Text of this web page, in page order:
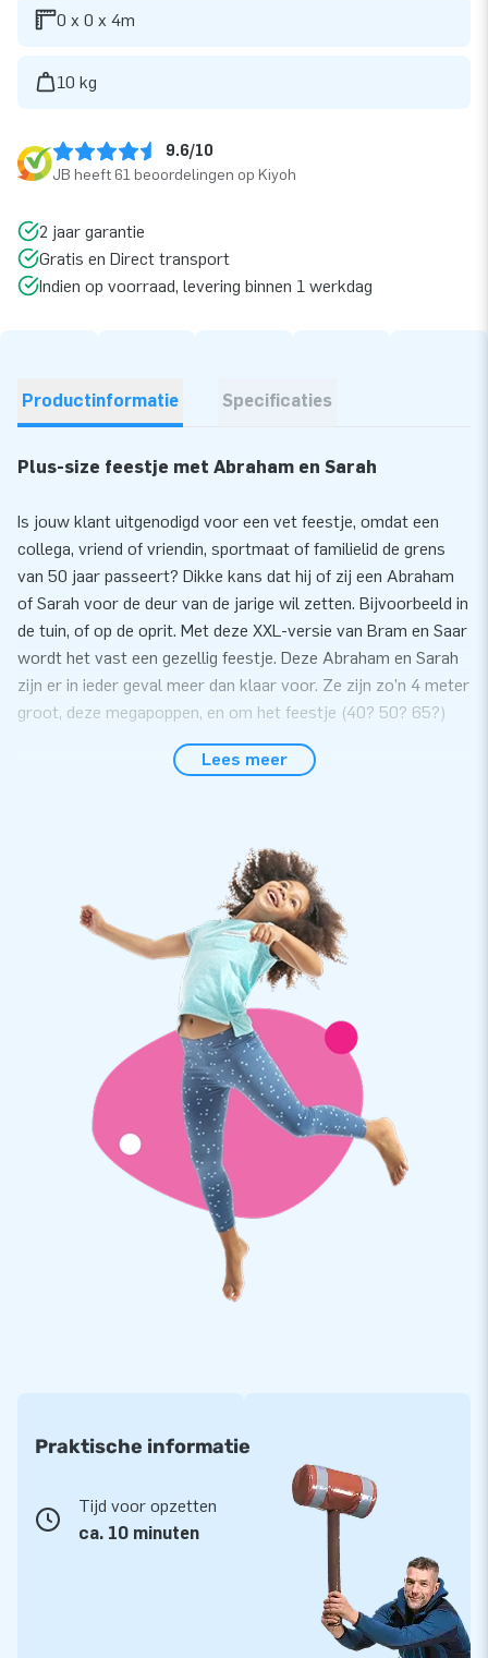
0 x 0 x 4m
10 kg
9.6/10
JB heeft 61 beoordelingen op Kiyoh
2 jaar garantie
Gratis en Direct transport
Indien op voorraad, levering binnen 1 werkdag
Productinformatie Specificaties
Plus-size feestje met Abraham en Sarah
Is jouw klant uitgenodigd voor een vet feestje, omdat een
collega, vriend of vriendin, sportmaat of familielid de grens
van 50 jaar passeert? Dikke kans dat hij of zij een Abraham
of Sarah voor de deur van de jarige wil zetten. Bijvoorbeeld in
de tuin, of op de oprit. Met deze XXL-versie van Bram en Saar
wordt het vast een gezellig feestje. Deze Abraham en Sarah
zijn er in ieder geval meer dan klaar voor. Ze zijn zo’n 4 meter
groot, deze megapoppen, en om het feestje (40? 50? 65?)
compleet te maken, hebben ze alvast een drankje
ingeschonken. Dat komt goed!
Je zet deze megagrote opblaasbare poppen binnen de
kortste keren op hun plek. Ze wegen nog geen 10 kilo per
stuk, dus ze zijn ook alleen zeer eenvoudig neer te zetten.
Zeker met behulp van de bijgeleverde instructiehandleiding.
Ook de transportzak, het bevestigingsmateriaal en de blower
krijg je er van JB gewoon bij.
5 jaar garantie, want topkwaliteit!
Deze JB-poppen zijn gemaakt van half PVC en half nylon. Dat
maakt ze iets goedkoper dan de poppen van volledig PVC, die
we ook in ons assortiment hebben. Ze zijn op meerdere
punten verstevigd en meervoudig gestikt en eenvoudig
schoon te houden. We bieden je op de poppen 5 jaar garantie.
Want we willen je graag optimaal speelplezier bieden.
JB-inflatables heeft wereldwijd gebruikers, die al meer dan 15
jaar vaak letterlijk een gat in de lucht te springen. Met onze
designers, ontwikkelaars en logistiek medewerkers leveren
we je unieke opblaasattracties! En onze klanten zijn altijd
verzekerd van professionele service en levering. Daarom
noemen ze ons ook wel ‘creators of greatness’!
Lees meer
Praktische informatie
Tijd voor opzetten
ca. 10 minuten